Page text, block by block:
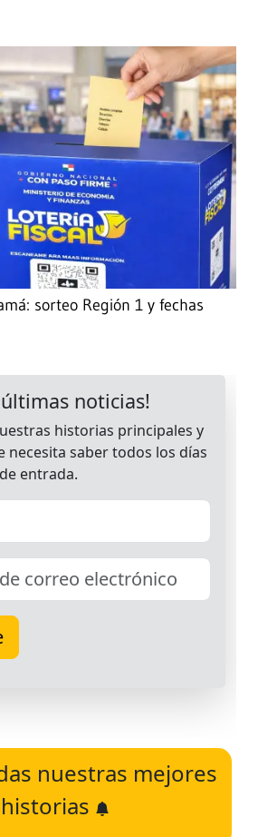
sorteo Región 1 y fechas
nuestras mejores
historias